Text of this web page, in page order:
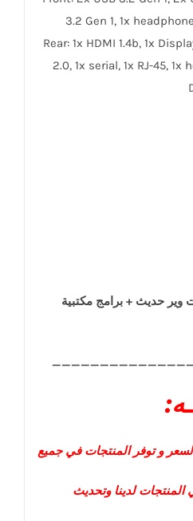
3.2 Gen 1, 1x
Rear: 1x HDMI 1.4b, 1x
2.0, 1x serial, 1x RJ-45, 1x
حديث + برامج مكتبية
و توفر المنتجات في جميع
المنتجات لدينا وتحديث